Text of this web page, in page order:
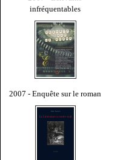
infréquentables
2007 - Enquête sur le roman